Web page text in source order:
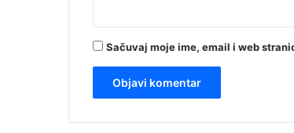
Sačuvaj moje ime, email i web